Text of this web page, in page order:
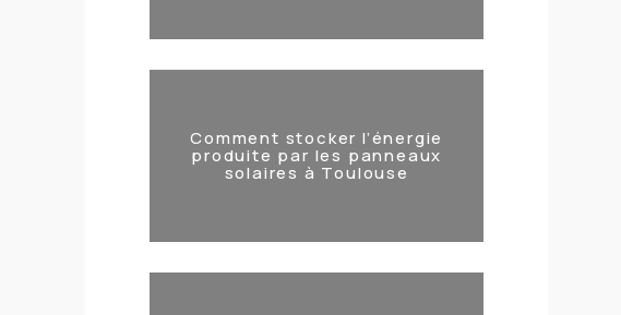
Comment stocker l’énergie
produite par les panneaux
solaires à Toulouse